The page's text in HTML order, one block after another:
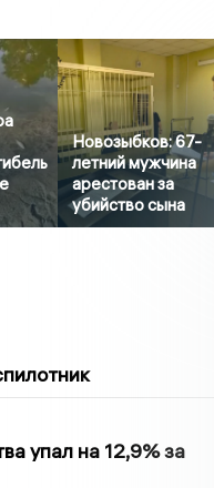
Новозыбков: 67-
летний мужчина
арестован за
убийство сына
упал на 12,9% за